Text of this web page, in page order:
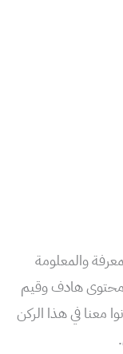
والمعلومة
محتوى هادف وقيم
معنا في هذا الركن